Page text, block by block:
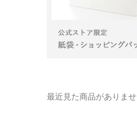
最近見た商品がありませ